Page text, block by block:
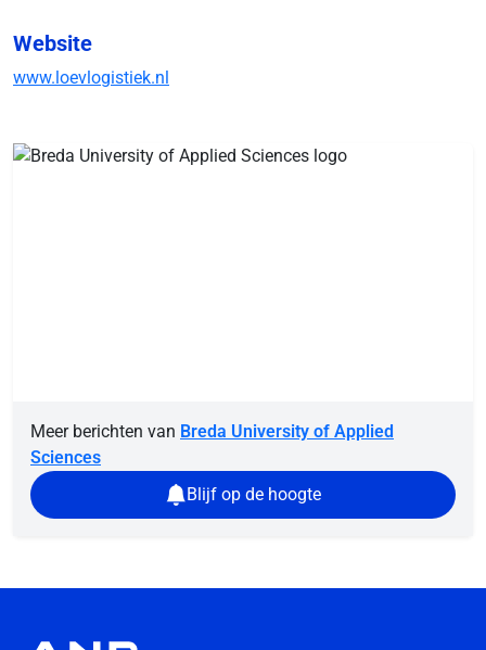
Website
www.loevlogistiek.nl
Meer berichten van Breda University of Applied
Sciences
Blijf op de hoogte